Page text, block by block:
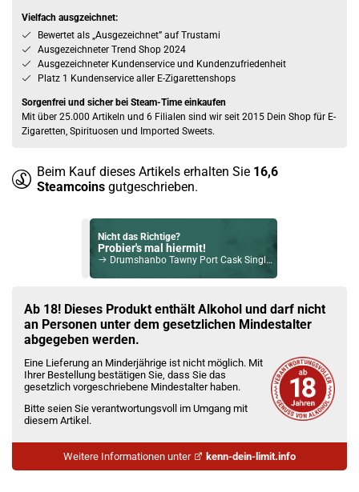
Vielfach ausgzeichnet:
Bewertet als „Ausgezeichnet” auf Trustami
Ausgezeichneter Trend Shop 2024
Ausgezeichneter Kundenservice und Kundenzufriedenheit
Platz 1 Kundenservice aller E-Zigarettenshops
Sorgenfrei und sicher bei Steam-Time einkaufen
Mit über 25.000 Artikeln und 6 Filialen sind wir seit 2015 Dein Shop für E-
Zigaretten, Spirituosen und Imported Sweets.
Beim Kauf dieses Artikels erhalten Sie 16,6
Steamcoins gutgeschrieben.
Nicht das Richtige?
Probier's mal hiermit!
Drumshanbo Tawny Port Cask Single Pot Still Irish Whiskey 43% Vol. 700ml
Check das mal!
Togouchi 15 Jahre Japanese Blended Whisky 43,8% Vol. 700ml
Du willst Kröten sparen?
Schau mal hier!
Vaptio Pado Pod System Kit Blau
Ab 18! Dieses Produkt enthält Alkohol und darf nicht
an Personen unter dem gesetzlichen Mindestalter
abgegeben werden.
Eine Lieferung an Minderjährige ist nicht möglich. Mit
Ihrer Bestellung bestätigen Sie, dass Sie das
gesetzlich vorgeschriebene Mindestalter haben.
Bitte seien Sie verantwortungsvoll im Umgang mit
diesem Artikel.
Weitere Informationen unter kenn-dein-limit.info